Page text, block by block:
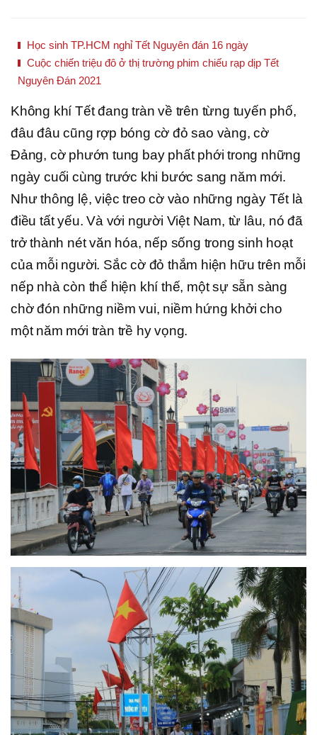
Học sinh TP.HCM nghỉ Tết Nguyên đán 16 ngày
Cuộc chiến triệu đô ở thị trường phim chiếu rạp dịp Tết
Nguyên Đán 2021
Không khí Tết đang tràn về trên từng tuyến phố,
đâu đâu cũng rợp bóng cờ đỏ sao vàng, cờ
Đảng, cờ phướn tung bay phất phới trong những
ngày cuối cùng trước khi bước sang năm mới.
Như thông lệ, việc treo cờ vào những ngày Tết là
điều tất yếu. Và với người Việt Nam, từ lâu, nó đã
trở thành nét văn hóa, nếp sống trong sinh hoạt
của mỗi người. Sắc cờ đỏ thắm hiện hữu trên mỗi
nếp nhà còn thể hiện khí thế, một sự sẵn sàng
chờ đón những niềm vui, niềm hứng khởi cho
một năm mới tràn trề hy vọng.